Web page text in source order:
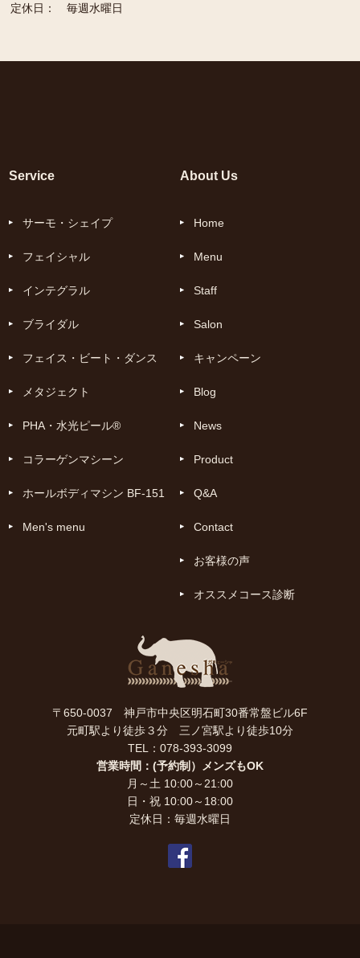
定休日： 毎週水曜日
Service
サーモ・シェイプ
フェイシャル
インテグラル
ブライダル
フェイス・ビート・ダンス
メタジェクト
PHA・水光ピール®
コラーゲンマシーン
ホールボディマシン BF-151
Men's menu
About Us
Home
Menu
Staff
Salon
キャンペーン
Blog
News
Product
Q&A
Contact
お客様の声
オススメコース診断
〒650-0037 神戸市中央区明石町30番常盤ビル6F
元町駅より徒歩３分 三ノ宮駅より徒歩10分
TEL：078-393-3099
営業時間：(予約制）メンズもOK
月～土 10:00～21:00
日・祝 10:00～18:00
定休日：毎週水曜日